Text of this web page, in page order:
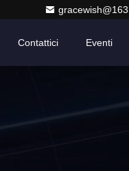
Contattici Eventi